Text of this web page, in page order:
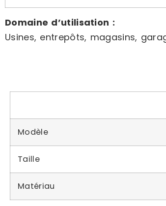
Domaine d’utilisation :
Usines, entrepôts, magasins,
Modèle
Taille
Matériau